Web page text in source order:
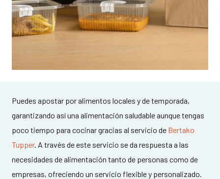
Puedes apostar por alimentos locales y de temporada,
garantizando así una alimentación saludable aunque tengas
poco tiempo para cocinar gracias al servicio de Bertako
Tupper. A través de este servicio se da respuesta a las
necesidades de alimentación tanto de personas como de
empresas, ofreciendo un servicio flexible y personalizado.